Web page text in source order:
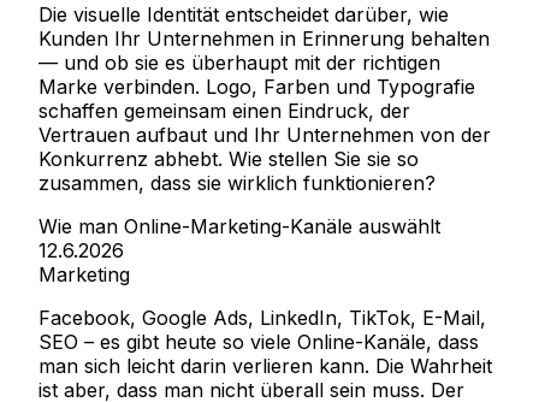
Die visuelle Identität entscheidet darüber, wie
Kunden Ihr Unternehmen in Erinnerung behalten
— und ob sie es überhaupt mit der richtigen
Marke verbinden. Logo, Farben und Typografie
schaffen gemeinsam einen Eindruck, der
Vertrauen aufbaut und Ihr Unternehmen von der
Konkurrenz abhebt. Wie stellen Sie sie so
zusammen, dass sie wirklich funktionieren?
Wie man Online-Marketing-Kanäle auswählt
12.6.2026
Marketing
Facebook, Google Ads, LinkedIn, TikTok, E-Mail,
SEO – es gibt heute so viele Online-Kanäle, dass
man sich leicht darin verlieren kann. Die Wahrheit
ist aber, dass man nicht überall sein muss. Der